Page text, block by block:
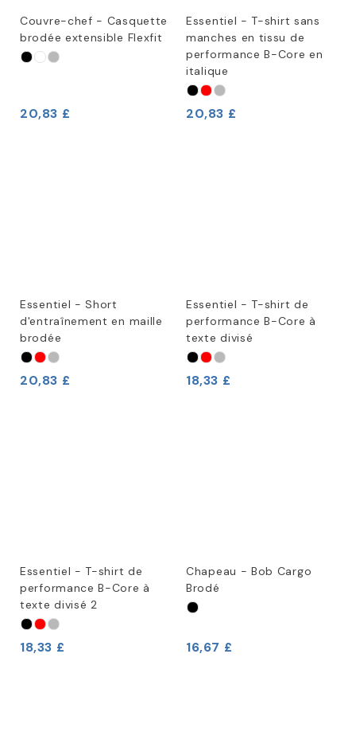
Couvre-chef - Casquette
brodée extensible Flexfit
20,83 £
Essentiel - T-shirt sans
manches en tissu de
performance B-Core en
italique
20,83 £
Essentiel - Short
d'entraînement en maille
brodée
20,83 £
Essentiel - T-shirt de
performance B-Core à
texte divisé
18,33 £
Essentiel - T-shirt de
performance B-Core à
texte divisé 2
18,33 £
Chapeau - Bob Cargo
Brodé
16,67 £